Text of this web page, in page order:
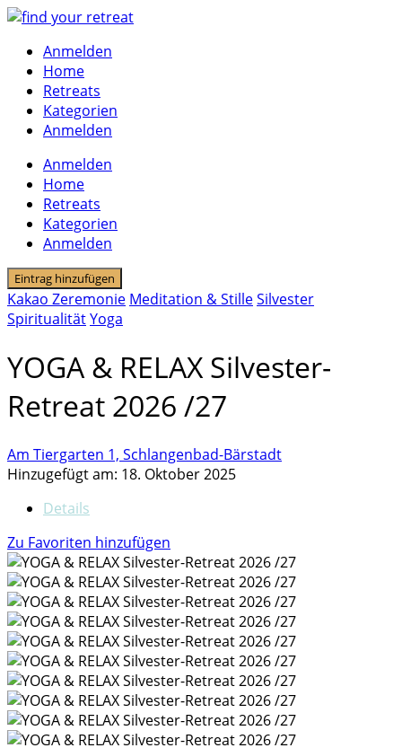
Skip
contentAnmelden
Home
Retreats
Kategorien
Anmelden
Anmelden
Home
Retreats
Kategorien
Anmelden
Eintrag hinzufügen
Kakao Zeremonie Meditation & StilleSilvester
SpiritualitätYoga
YOGA & RELAX Silvester-
Retreat 2026 /27
Am Tiergarten 1, Schlangenbad-Bärstadt
Hinzugefügt am: 18. Oktober 2025
Details
Zu Favoriten hinzufügen